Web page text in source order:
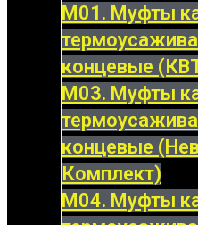
М01. Муфты
концевые
М03. Муфты
концевые
Комплект)
М04. Муфты